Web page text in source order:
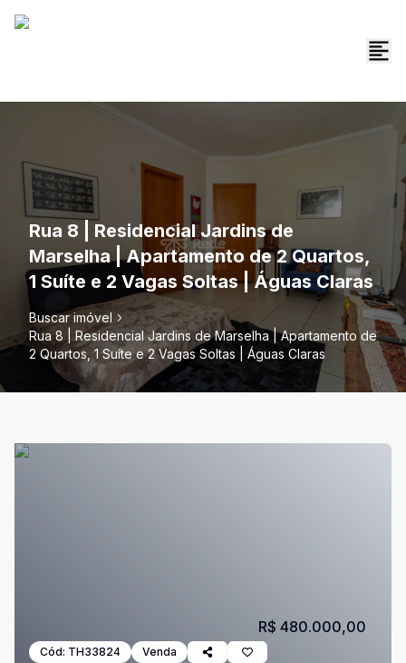
Rua 8 | Residencial Jardins de
Marselha | Apartamento de 2 Quartos,
1 Suíte e 2 Vagas Soltas | Águas Claras
Buscar imóvel
Rua 8 | Residencial Jardins de Marselha | Apartamento de
2 Quartos, 1 Suíte e 2 Vagas Soltas | Águas Claras
Cód: TH33824 Venda
R$ 480.000,00